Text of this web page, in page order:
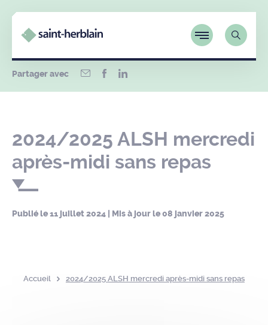
Partager avec
2024/2025 ALSH mercredi
après-midi sans repas
Publié le11 juillet 2024 | Mis à jour le08 janvier 2025
Accueil 2024/2025 ALSH mercredi après-midi sans repas